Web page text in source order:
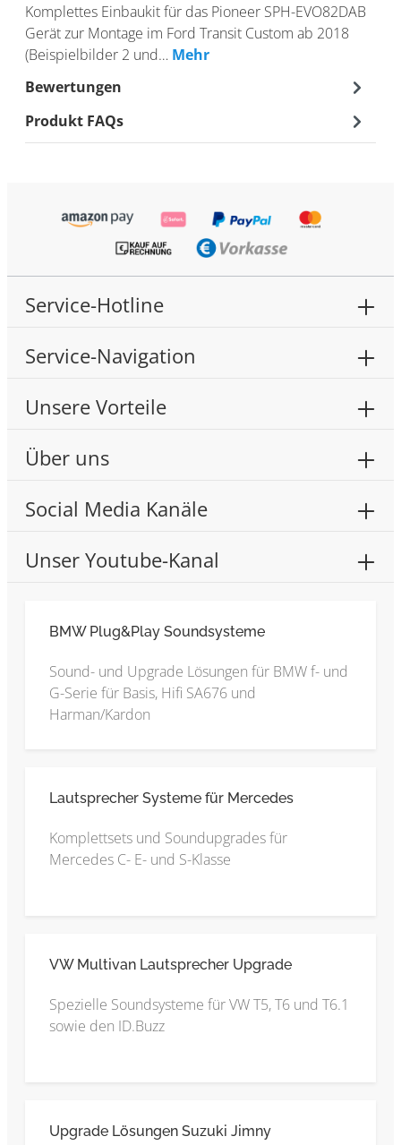
Komplettes Einbaukit für das Pioneer SPH-EVO82DAB
Gerät zur Montage im Ford Transit Custom ab 2018
(Beispielbilder 2 und… Mehr
Bewertungen
Produkt FAQs
Service-Hotline
Service-Navigation
Unsere Vorteile
Über uns
Social Media Kanäle
Unser Youtube-Kanal
BMW Plug&Play Soundsysteme
Sound- und Upgrade Lösungen für BMW f- und
G-Serie für Basis, Hifi SA676 und
Harman/Kardon
Lautsprecher Systeme für Mercedes
Komplettsets und Soundupgrades für
Mercedes C- E- und S-Klasse
VW Multivan Lautsprecher Upgrade
Spezielle Soundsysteme für VW T5, T6 und T6.1
sowie den ID.Buzz
Upgrade Lösungen Suzuki Jimny